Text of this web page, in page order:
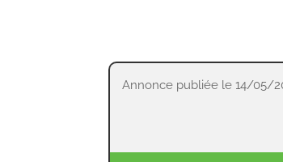
Annonce publiée le 14/05/